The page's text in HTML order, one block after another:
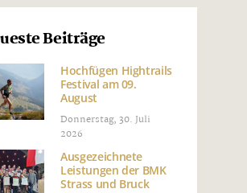
Beiträge
Hochfügen Hightrails
Festival am 09.
August
Donnerstag, 30. Juli
2026
Ausgezeichnete
Leistungen der BMK
Strass und Bruck